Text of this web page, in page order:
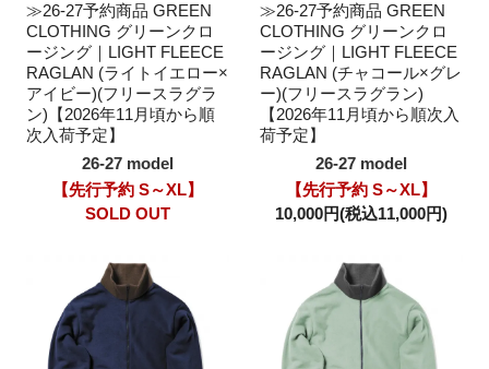
≫26-27予約商品 GREEN
CLOTHING グリーンクロ
ージング｜LIGHT FLEECE
RAGLAN (ライトイエロー×
アイビー)(フリースラグラ
ン)【2026年11月頃から順
次入荷予定】
26-27 model
【先行予約 S～XL】
SOLD OUT
≫26-27予約商品 GREEN
CLOTHING グリーンクロ
ージング｜LIGHT FLEECE
RAGLAN (チャコール×グレ
ー)(フリースラグラン)
【2026年11月頃から順次入
荷予定】
26-27 model
【先行予約 S～XL】
10,000円(税込11,000円)